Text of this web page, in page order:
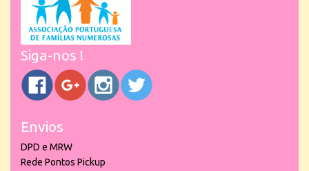
Siga-nos !
Envios
DPD e MRW
Rede Pontos Pickup